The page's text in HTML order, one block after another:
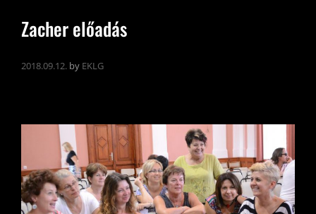
Zacher előadás
2018.09.12. by EKLG